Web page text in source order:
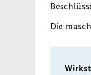
Die